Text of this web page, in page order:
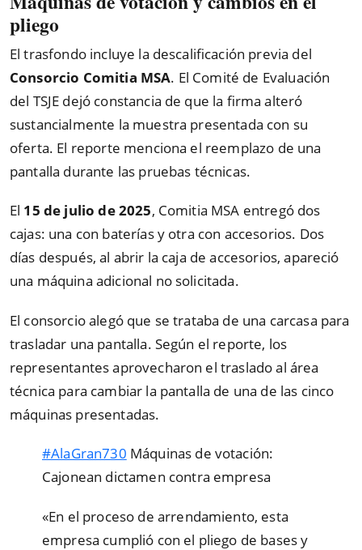
pliego
El trasfondo incluye la descalificación previa del
Consorcio Comitia MSA. El Comité de Evaluación
del TSJE dejó constancia de que la firma alteró
sustancialmente la muestra presentada con su
oferta. El reporte menciona el reemplazo de una
pantalla durante las pruebas técnicas.
El 15 de julio de 2025, Comitia MSA entregó dos
cajas: una con baterías y otra con accesorios. Dos
días después, al abrir la caja de accesorios, apareció
una máquina adicional no solicitada.
El consorcio alegó que se trataba de una carcasa para
trasladar una pantalla. Según el reporte, los
representantes aprovecharon el traslado al área
técnica para cambiar la pantalla de una de las cinco
máquinas presentadas.
#AlaGran730 Máquinas de votación:
Cajonean dictamen contra empresa
«En el proceso de arrendamiento, esta
empresa cumplió con el pliego de bases y